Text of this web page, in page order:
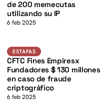
de 200 memecutas
utilizando su IP
6 feb 2025
Estafas
ESTAFAS
CFTC Fines Empiresx
Fundadores $ 130 millones
en caso de fraude
criptográfico
6 feb 2025